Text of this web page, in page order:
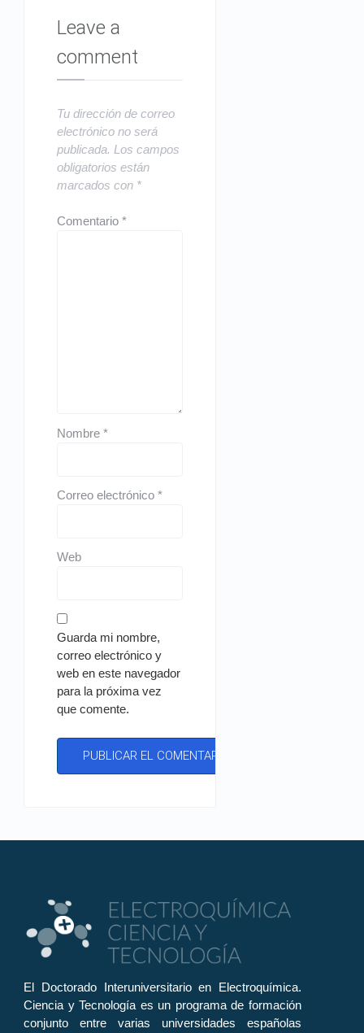
Leave a
comment
Tu dirección de correo
electrónico no será
publicada. Los campos
obligatorios están
marcados con *
Comentario*
Nombre*
Correo electrónico*
Web
Guarda mi nombre,
correo electrónico y
web en este navegador
para la próxima vez
que comente.
El Doctorado Interuniversitario en Electroquímica.
Ciencia y Tecnología es un programa de formación
conjunto entre varias universidades españolas